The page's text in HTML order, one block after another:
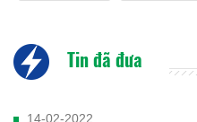
Tin đã đưa
14-02-2022